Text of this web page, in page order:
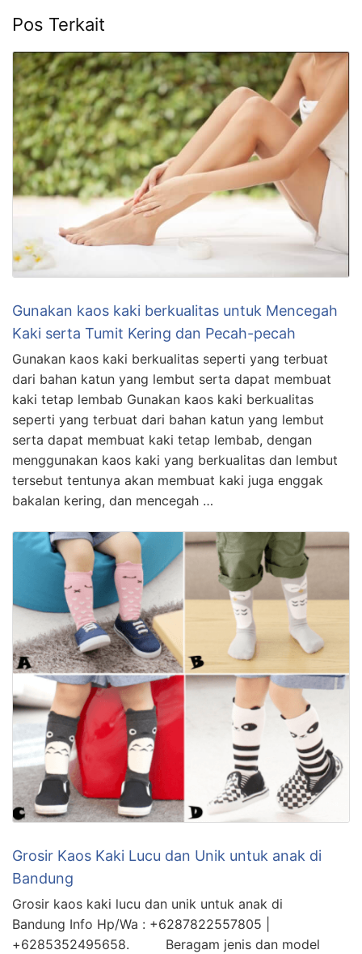
Pos Terkait
Gunakan kaos kaki berkualitas untuk Mencegah
Kaki serta Tumit Kering dan Pecah-pecah
Gunakan kaos kaki berkualitas seperti yang terbuat
dari bahan katun yang lembut serta dapat membuat
kaki tetap lembab Gunakan kaos kaki berkualitas
seperti yang terbuat dari bahan katun yang lembut
serta dapat membuat kaki tetap lembab, dengan
menggunakan kaos kaki yang berkualitas dan lembut
tersebut tentunya akan membuat kaki juga enggak
bakalan kering, dan mencegah …
Grosir Kaos Kaki Lucu dan Unik untuk anak di
Bandung
Grosir kaos kaki lucu dan unik untuk anak di
Bandung Info Hp/Wa : +6287822557805 |
+6285352495658. Beragam jenis dan model